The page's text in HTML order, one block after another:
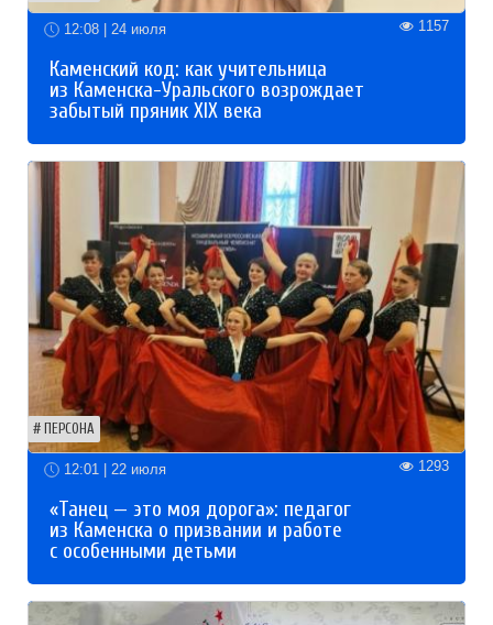
12:08 | 24 июля 1157
Каменский код: как учительница
из Каменска-Уральского возрождает
забытый пряник XIX века
ПЕРСОНА
12:01 | 22 июля 1293
«Танец — это моя дорога»: педагог
из Каменска о призвании и работе
с особенными детьми